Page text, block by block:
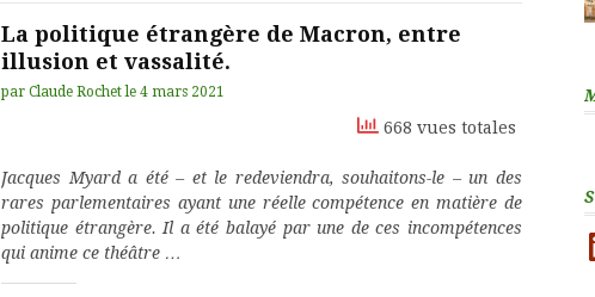
La politique étrangère de Macron, entre
illusion et vassalité.
par Claude Rochet le 4 mars 2021
668 vues totales
Jacques Myard a été – et le redeviendra, souhaitons-le – un des
rares parlementaires ayant une réelle compétence en matière de
politique étrangère. Il a été balayé par une de ces incompétences
qui anime ce théâtre …